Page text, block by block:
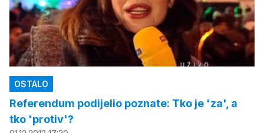
OSTALO
Referendum podijelio poznate: Tko je 'za', a
tko 'protiv'?